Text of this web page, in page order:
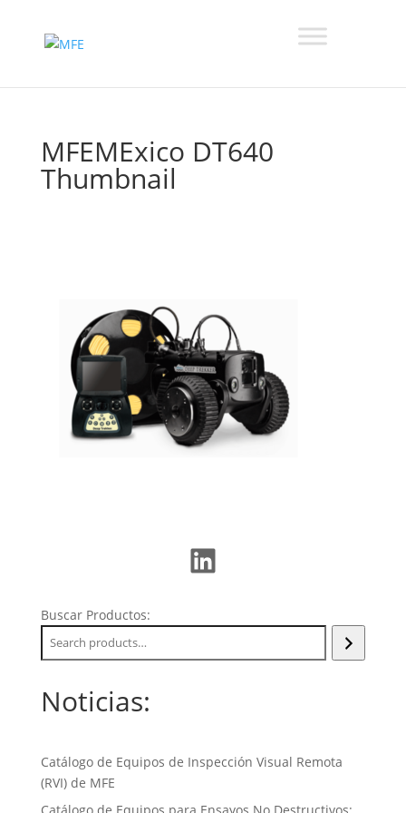
MFEMExico DT640
Thumbnail
LinkedIn
Buscar Productos:
Noticias:
Catálogo de Equipos de Inspección Visual Remota
(RVI) de MFE